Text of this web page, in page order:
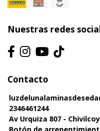
Nuestras redes
Contacto
2346461244
Av Urquiza 807 -